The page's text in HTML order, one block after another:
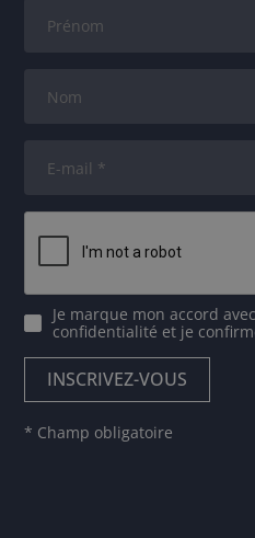
Je marque mon accord avec
confidentialité et je
* Champ obligatoire